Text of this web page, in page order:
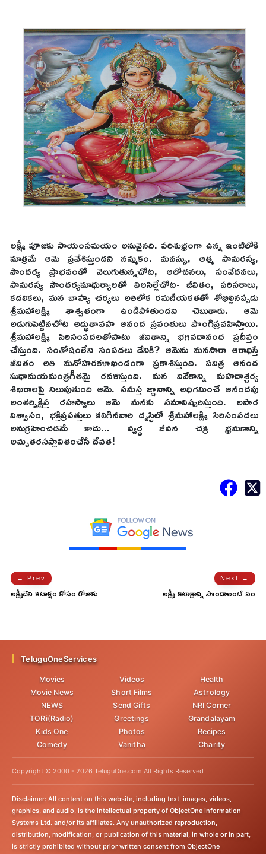
లక్ష్మీ పూజకు సాయంసమయం అనువైనది. పరిశుభ్రంగా ఉన్న ఇంటిలోకి
మాత్రమే ఆమె ప్రవేశిస్తుందని నమ్మకం. మనస్సు, ఆత్మ సామరస్య,
సౌందర్య ప్రాభవంతో వెలుగుతున్నచోట, ఆలోచనలు, సంవేదనలు,
సామరస్య సౌందర్యమాధుర్యాలతో విలసిల్లేచోట- జీవితం, పరిసరాలు,
కదలికలు, మన బాహ్య చర్యలు అతిలోక రమణీయకతతో శోభిల్లినప్పడు
శ్రీమహాలక్ష్మి శాశ్వతంగా ఉండిపోతుందని చెబుతారు. ఆమె
అడుగుపెట్టినచోట అద్భుతావహ ఆనంద స్రవంతులు పొంగిప్రవహిస్తాయి.
శ్రీమహాలక్ష్మి సిరిసంపదలతోపాటు జీవితాన్ని భగవదానంద ప్రదీప్తం
చేస్తుంది. సంతోషంలేని సంపదలు దేనికి? ఆమెను మనసారా ఆరాధిస్తే
జీవితం అతి మనోహరకళాఖండంగా ప్రకాశిస్తుంది. పవిత్ర ఆనంద
సుధామయమంత్రగీతమై రవళిస్తుంది. మన వివేకాన్ని మహదాశ్చర్య
శిఖరాలపై నిలుపుతుంది ఆమె. సమస్త జ్ఞానాన్ని అధిగమించే ఆనందపు
అంతర్నిక్షిప్త రహస్యాలు ఆమె మనకు సమావిష్కరిస్తుంది. అపార
విశ్వాసం, భక్తిప్రపత్తులు కలిగినవారి దృస్టిలో శ్రీమహాలక్ష్మి సిరిసంపదలు
అనుగ్రహించడమే కాదు... వ్యర్థ జీవన చక్ర భ్రమణాన్ని
అమృతరసప్లావితంచేసే దేవత!
← Prev
లక్ష్మీదేవి కటాక్షం కోసం రోజుకు
Next →
లక్ష్మీ కటాక్షాన్ని పొందాలంటే ఏం
TeluguOneServices
Movies
Movie News
NEWS
TORi(Radio)
Kids One
Comedy
Videos
Short Films
Send Gifts
Greetings
Photos
Vanitha
Health
Astrology
NRI Corner
Grandalayam
Recipes
Charity
Copyright © 2000 - 2026 TeluguOne.com All Rights Reserved
Disclaimer: All content on this website, including text, images, videos,
graphics, and audio, is the intellectual property of ObjectOne Information
Systems Ltd. and/or its affiliates. Any unauthorized reproduction,
distribution, modification, or publication of this material, in whole or in part,
is strictly prohibited without prior written consent from ObjectOne